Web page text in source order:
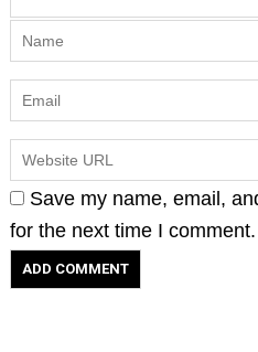
Save my name, email,
for the next time I comment.